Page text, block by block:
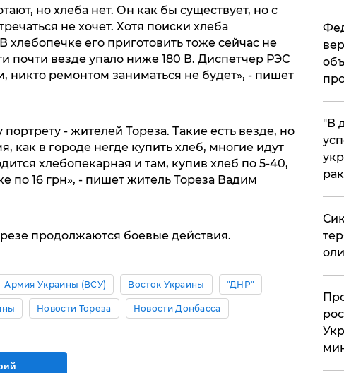
но хлеба нет. Он как бы существует, но с
не хочет. Хотя поиски хлеба
хлебопечке его приготовить тоже сейчас не
почти везде упало ниже 180 В. Диспетчер РЭС
никто ремонтом заниматься не будет», - пишет
- жителей Тореза. Такие есть везде, но
как в городе негде купить хлеб, многие идут
хлебопекарная и там, купив хлеб по 5-40,
по 16 грн», - пишет житель Тореза Вадим
продолжаются боевые действия.
Армия Украины (ВСУ) Восток Украины "ДНР"
Новости Тореза Новости Донбасса
​"В